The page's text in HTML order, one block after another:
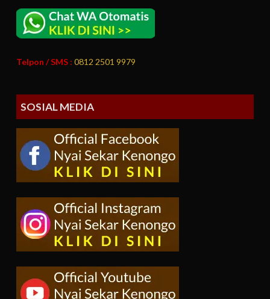
Telpon / SMS : 0812 2501 9979
SOSIAL MEDIA